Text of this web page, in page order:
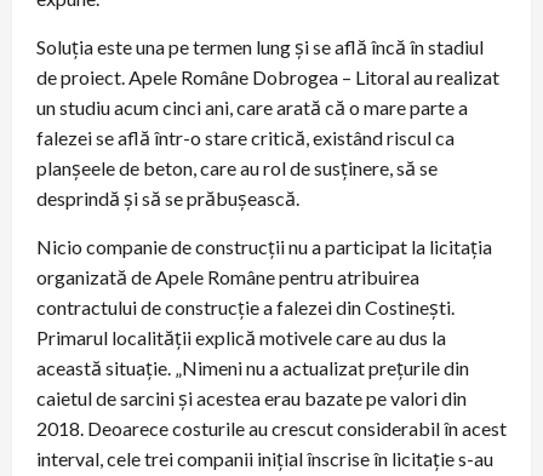
Soluția este una pe termen lung și se află încă în stadiul
de proiect. Apele Române Dobrogea – Litoral au realizat
un studiu acum cinci ani, care arată că o mare parte a
falezei se află într-o stare critică, existând riscul ca
planșeele de beton, care au rol de susținere, să se
desprindă și să se prăbușească.
Nicio companie de construcții nu a participat la licitația
organizată de Apele Române pentru atribuirea
contractului de construcție a falezei din Costinești.
Primarul localității explică motivele care au dus la
această situație. „Nimeni nu a actualizat prețurile din
caietul de sarcini și acestea erau bazate pe valori din
2018. Deoarece costurile au crescut considerabil în acest
interval, cele trei companii inițial înscrise în licitație s-au